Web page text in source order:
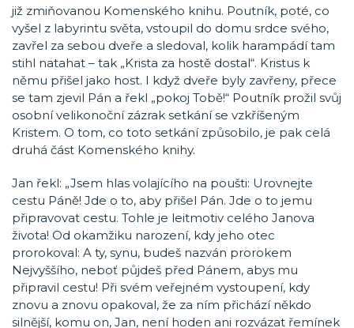
již zmiňovanou Komenského knihu. Poutník, poté, co
vyšel z labyrintu světa, vstoupil do domu srdce svého,
zavřel za sebou dveře a sledoval, kolik harampádí tam
stihl natahat – tak „Krista za hostě dostal“. Kristus k
němu přišel jako host. I když dveře byly zavřeny, přece
se tam zjevil Pán a řekl „pokoj Tobě!“ Poutník prožil svůj
osobní velikonoční zázrak setkání se vzkříšeným
Kristem. O tom, co toto setkání způsobilo, je pak celá
druhá část Komenského knihy.
Jan řekl: „Jsem hlas volajícího na poušti: Urovnejte
cestu Páně! Jde o to, aby přišel Pán. Jde o to jemu
připravovat cestu. Tohle je leitmotiv celého Janova
života! Od okamžiku narození, kdy jeho otec
prorokoval: A ty, synu, budeš nazván prorokem
Nejvyššího, neboť půjdeš před Pánem, abys mu
připravil cestu! Při svém veřejném vystoupení, kdy
znovu a znovu opakoval, že za ním přichází někdo
silnější, komu on, Jan, není hoden ani rozvázat řemínek